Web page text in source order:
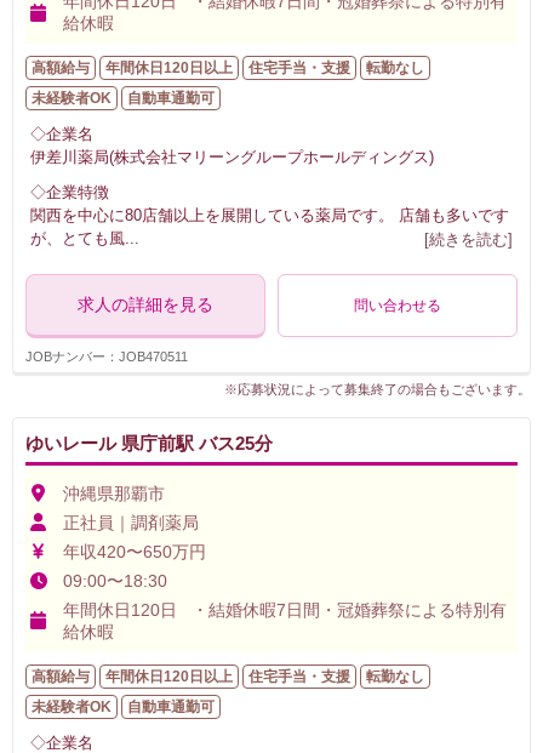
給休暇
高額給与 年間休日120日以上 住宅手当・支援
転勤なし
未経験者OK
自動車通勤可
◇企業名
伊差川薬局(株式会社マリーングループホールディングス)
◇企業特徴
関西を中心に80店舗以上を展開している薬局です。 店舗も多いです
が、とても風... [続きを読む]
求人の詳細を見る 問い合わせる
JOBナンバー：JOB470511
※応募状況によって募集終了の場合もございます。
ゆいレール 県庁前駅 バス25分
沖縄県那覇市
正社員｜調剤薬局
年収420〜650万円
09:00〜18:30
年間休日120日 ・結婚休暇7日間・冠婚葬祭による特別有
給休暇
高額給与 年間休日120日以上 住宅手当・支援
転勤なし
未経験者OK
自動車通勤可
◇企業名